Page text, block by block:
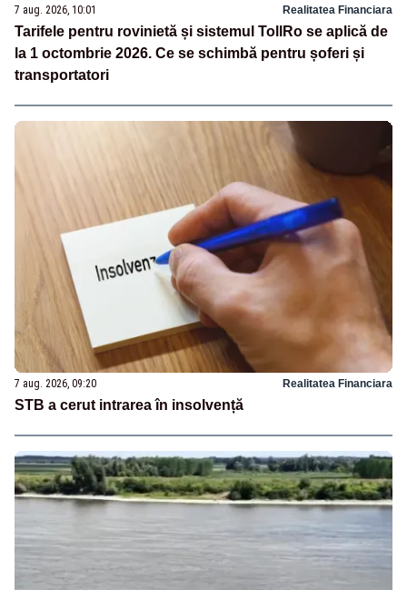
7 aug. 2026, 10:01 Realitatea Financiara
Tarifele pentru rovinietă și sistemul TollRo se aplică de
la 1 octombrie 2026. Ce se schimbă pentru șoferi și
transportatori
7 aug. 2026, 09:20 Realitatea Financiara
STB a cerut intrarea în insolvență